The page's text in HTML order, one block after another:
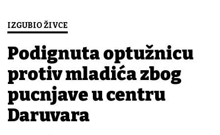
IZGUBIO ŽIVCE
Podignuta optužnicu
protiv mladića zbog
pucnjave u centru
Daruvara